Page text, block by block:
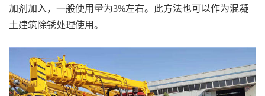
加剂加入，一般使用量为3%左右。此方法也可以作为混凝
土建筑除锈处理使用。